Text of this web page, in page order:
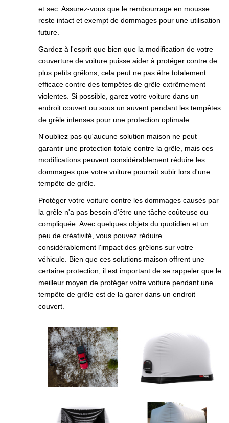
et sec. Assurez-vous que le rembourrage en mousse
reste intact et exempt de dommages pour une utilisation
future.
Gardez à l'esprit que bien que la modification de votre
couverture de voiture puisse aider à protéger contre de
plus petits grêlons, cela peut ne pas être totalement
efficace contre des tempêtes de grêle extrêmement
violentes. Si possible, garez votre voiture dans un
endroit couvert ou sous un auvent pendant les tempêtes
de grêle intenses pour une protection optimale.
N'oubliez pas qu'aucune solution maison ne peut
garantir une protection totale contre la grêle, mais ces
modifications peuvent considérablement réduire les
dommages que votre voiture pourrait subir lors d'une
tempête de grêle.
Protéger votre voiture contre les dommages causés par
la grêle n'a pas besoin d'être une tâche coûteuse ou
compliquée. Avec quelques objets du quotidien et un
peu de créativité, vous pouvez réduire
considérablement l'impact des grêlons sur votre
véhicule. Bien que ces solutions maison offrent une
certaine protection, il est important de se rappeler que le
meilleur moyen de protéger votre voiture pendant une
tempête de grêle est de la garer dans un endroit
couvert.